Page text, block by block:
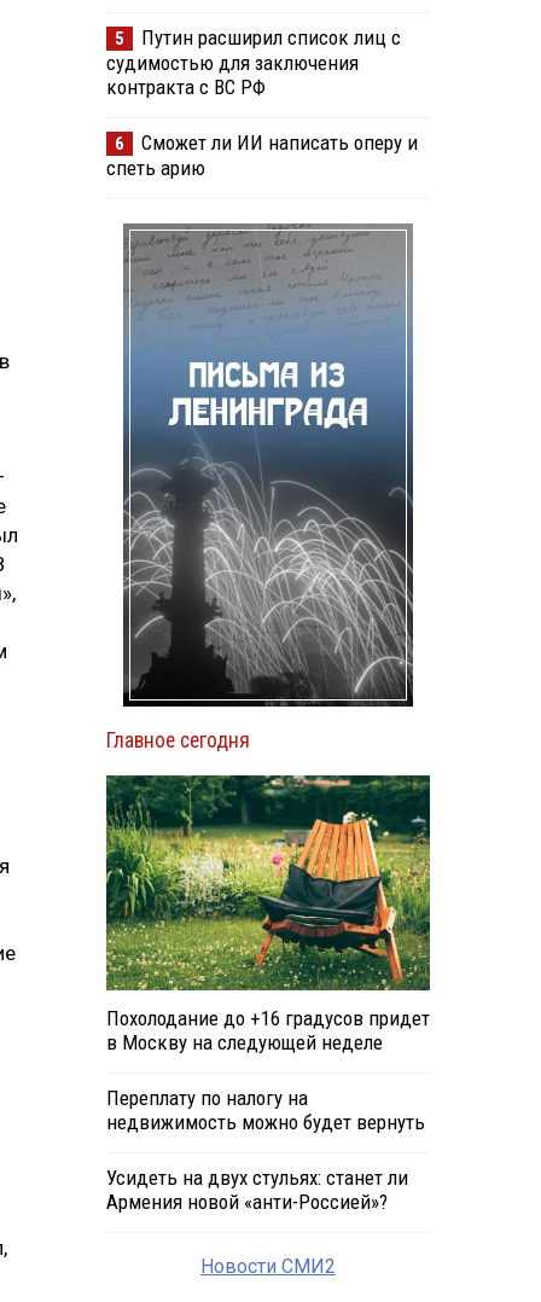
5
Путин расширил список лиц с
судимостью для заключения
контракта с ВС РФ
6
Сможет ли ИИ написать оперу и
спеть арию
Главное сегодня
Похолодание до +16 градусов придет
в Москву на следующей неделе
Переплату по налогу на
недвижимость можно будет вернуть
Усидеть на двух стульях: станет ли
Армения новой «анти-Россией»?
Новости СМИ2